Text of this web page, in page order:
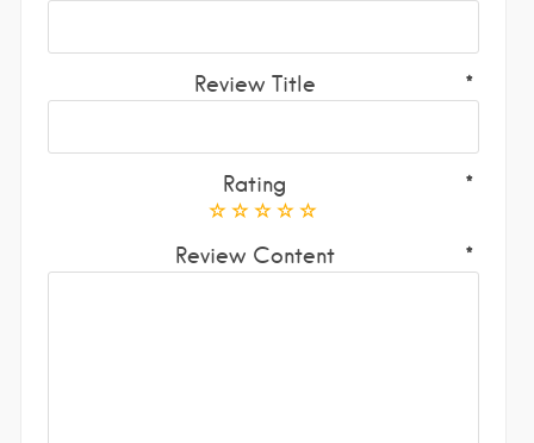
Review Title
Rating
Review Content